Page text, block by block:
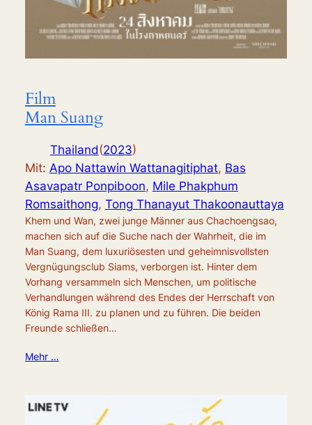
Film
Man Suang
Thailand(2023)
Mit: Apo Nattawin Wattanagitiphat, Bas
Asavapatr Ponpiboon, Mile Phakphum
Romsaithong, Tong Thanayut Thakoonauttaya
Khem und Wan, zwei junge Männer aus Chachoengsao,
machen sich auf die Suche nach der Wahrheit, die im
Man Suang, dem luxuriösesten und geheimnisvollsten
Vergnügungsclub Siams, verborgen ist. Hinter dem
Vorhang versammeln sich Menschen, um politische
Verhandlungen während des Endes der Herrschaft von
König Rama III. zu planen und zu führen. Die beiden
Freunde schließen…
Mehr …